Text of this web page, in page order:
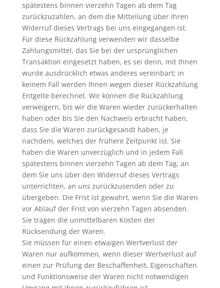
spätestens binnen vierzehn Tagen ab dem Tag
zurückzuzahlen, an dem die Mitteilung über Ihren
Widerruf dieses Vertrags bei uns eingegangen ist.
Für diese Rückzahlung verwenden wir dasselbe
Zahlungsmittel, das Sie bei der ursprünglichen
Transaktion eingesetzt haben, es sei denn, mit Ihnen
wurde ausdrücklich etwas anderes vereinbart; in
keinem Fall werden Ihnen wegen dieser Rückzahlung
Entgelte berechnet. Wir können die Rückzahlung
verweigern, bis wir die Waren wieder zurückerhalten
haben oder bis Sie den Nachweis erbracht haben,
dass Sie die Waren zurückgesandt haben, je
nachdem, welches der frühere Zeitpunkt ist. Sie
haben die Waren unverzüglich und in jedem Fall
spätestens binnen vierzehn Tagen ab dem Tag, an
dem Sie uns über den Widerruf dieses Vertrags
unterrichten, an uns zurückzusenden oder zu
übergeben. Die Frist ist gewahrt, wenn Sie die Waren
vor Ablauf der Frist von vierzehn Tagen absenden.
Sie tragen die unmittelbaren Kosten der
Rücksendung der Waren.
Sie müssen für einen etwaigen Wertverlust der
Waren nur aufkommen, wenn dieser Wertverlust auf
einen zur Prüfung der Beschaffenheit, Eigenschaften
und Funktionsweise der Waren nicht notwendigen